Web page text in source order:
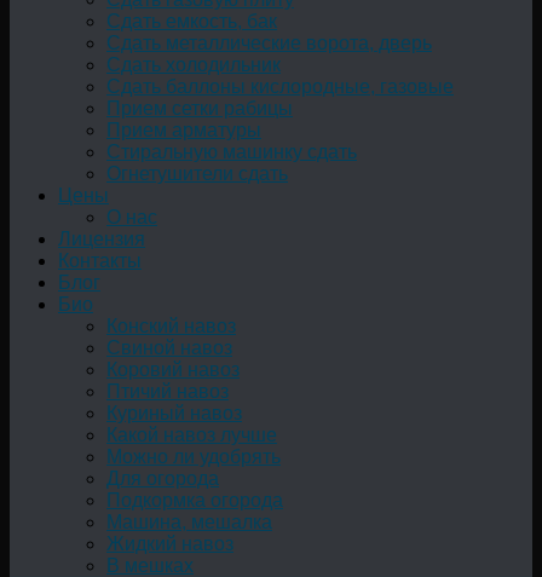
Сдать емкость, бак
Cдать металлические ворота, дверь
Сдать холодильник
Сдать баллоны кислородные, газовые
Прием сетки рабицы
Прием арматуры
Стиральную машинку сдать
Огнетушители сдать
Цены
О нас
Лицензия
Контакты
Блог
Био
Конский навоз
Свиной навоз
Коровий навоз
Птичий навоз
Куриный навоз
Какой навоз лучше
Можно ли удобрять
Для огорода
Подкормка огорода
Машина, мешалка
Жидкий навоз
В мешках